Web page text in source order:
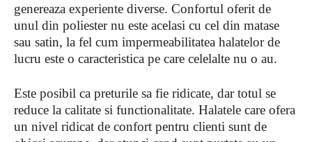
genereaza experiente diverse. Confortul oferit de
unul din poliester nu este acelasi cu cel din matase
sau satin, la fel cum impermeabilitatea halatelor de
lucru este o caracteristica pe care celelalte nu o au.
Este posibil ca preturile sa fie ridicate, dar totul se
reduce la calitate si functionalitate. Halatele care ofera
un nivel ridicat de confort pentru clienti sunt de